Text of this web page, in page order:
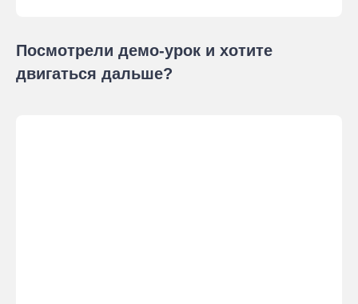
Посмотрели демо-урок и хотите
двигаться дальше?